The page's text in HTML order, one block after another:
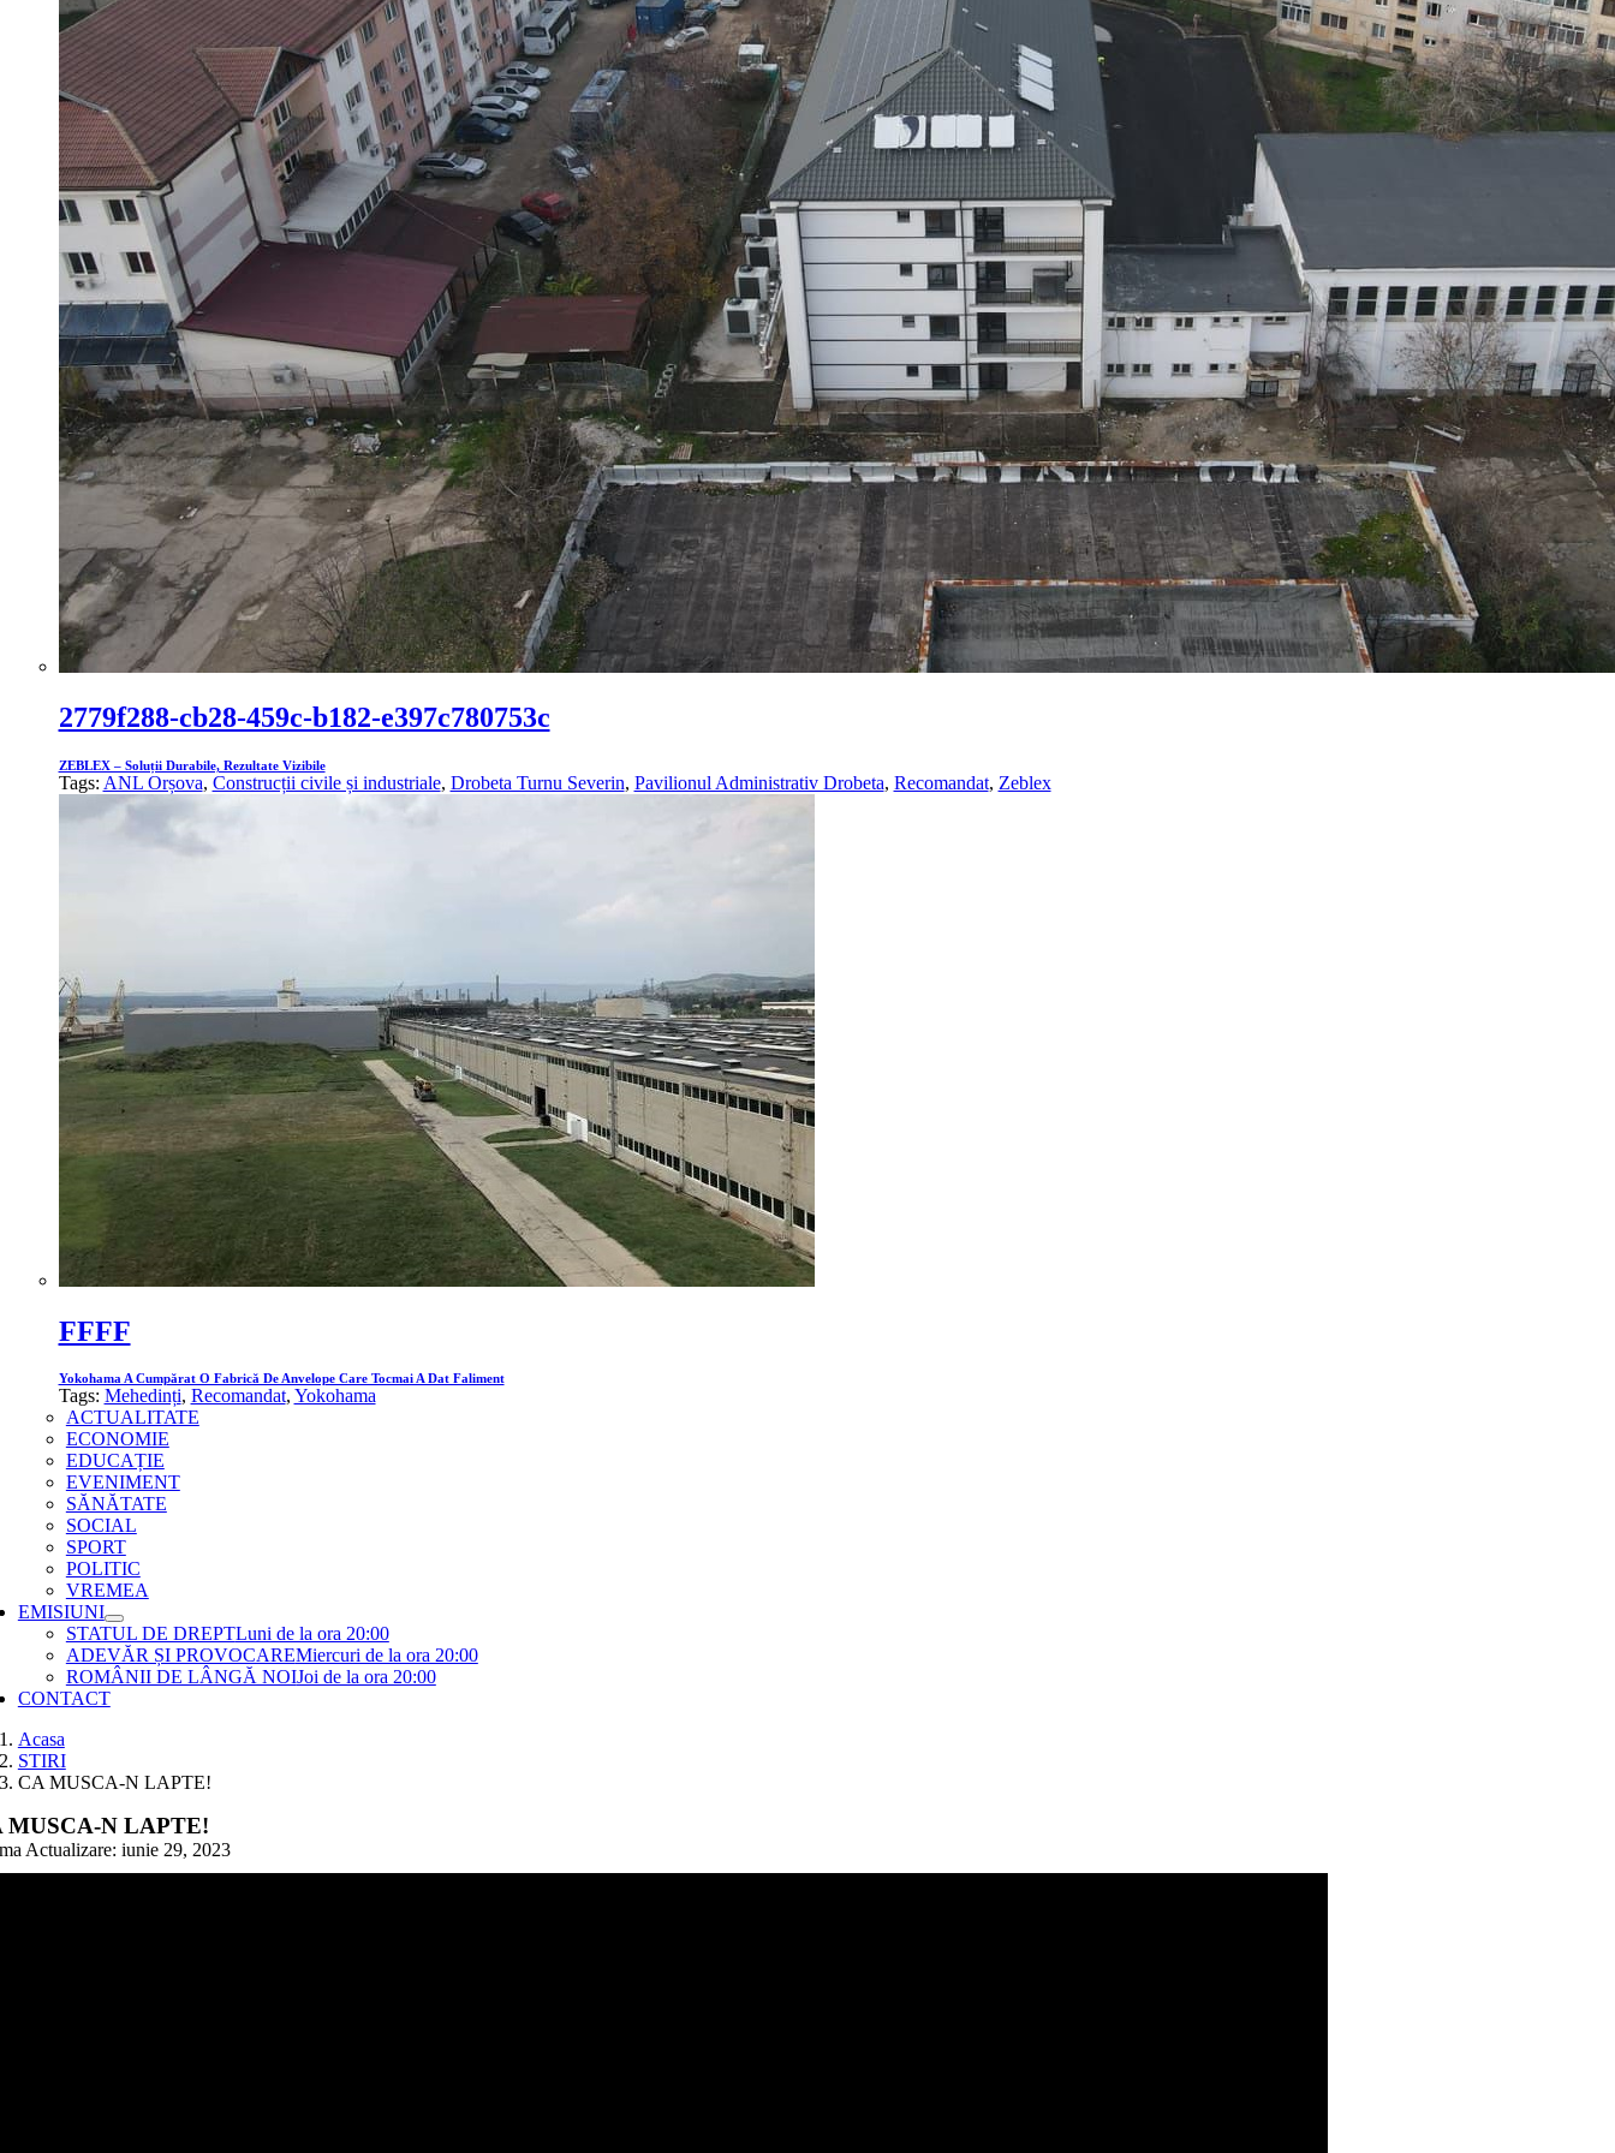
2779f288-cb28-459c-b182-e397c780753c
ZEBLEX – Soluții Durabile, Rezultate Vizibile
Tags: ANL Orșova, Construcții civile și industriale, Drobeta Turnu Severin, Pavilionul Administrativ Drobeta, Recomandat, Zeblex
FFFF
Yokohama A Cumpărat O Fabrică De Anvelope Care Tocmai A Dat Faliment
Tags: Mehedinți, Recomandat, Yokohama
ACTUALITATE
ECONOMIE
EDUCAȚIE
EVENIMENT
SĂNĂTATE
SOCIAL
SPORT
POLITIC
VREMEA
EMISIUNI
STATUL DE DREPTLuni de la ora 20:00
ADEVĂR ȘI PROVOCAREMiercuri de la ora 20:00
ROMÂNII DE LÂNGĂ NOIJoi de la ora 20:00
CONTACT
Acasa
STIRI
CA MUSCA-N LAPTE!
MUSCA-N LAPTE!
Actualizare: iunie 29, 2023